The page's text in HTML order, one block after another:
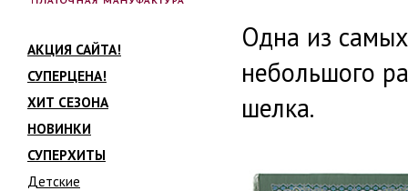
АКЦИЯ САЙТА!
СУПЕРЦЕНА!
ХИТ СЕЗОНА
НОВИНКИ
СУПЕРХИТЫ
Детские
Одна из
небольшого
шелка.